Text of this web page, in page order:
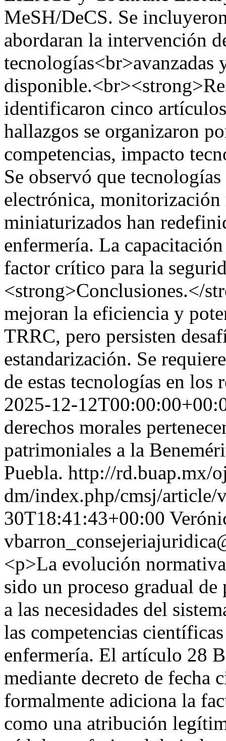
MeSH/DeCS. Se
abordaran la intervención
identificaron cinco
hallazgos se organizaron
competencias, impacto
Se observó que
electrónica,
miniaturizados han
enfermería. La
factor crítico para la
<strong>Conclusiones.</
mejoran la eficiencia y
TRRC, pero persisten
estandarización. Se
de estas tecnologías en
2025-12-
derechos morales
patrimoniales a la
Puebla. http://rd.buap.mx/
dm/index.php/cmsj/article/
30T18:41:43+00:00
<p>La evolución
sido un proceso gradual
a las necesidades del
las competencias
enfermería. El artículo 28
mediante decreto de fecha
formalmente adiciona la
como una atribución